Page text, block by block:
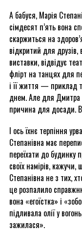
А бабуся, Марія
сімдесят п’ять вона
скаржиться на
відкритий для
виставки, відвідує
флірт на танцях для
і її життя — приклад
днем. Але для Дмитра
причина для досади.
І ось їхнє терпіння
Степанівна має
переїхати до будинку
своїх намірів,
Степанівна не з тих,
це розпалило
вона «егоїстка» і
підливала олії у
зажилася».